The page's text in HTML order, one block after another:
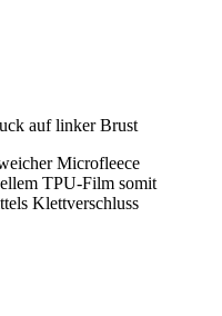
auf linker Brust
Microfleece
TPU-Film somit
Klettverschluss